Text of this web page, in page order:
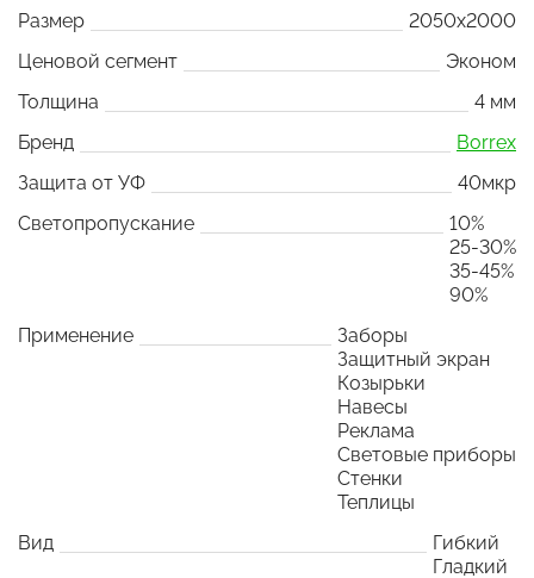
Размер
2050x2000
Ценовой сегмент
Эконом
Толщина
4 мм
Бренд
Borrex
Защита от УФ
40мкр
Светопропускание
10%
25-30%
35-45%
90%
Применение
Заборы
Защитный экран
Козырьки
Навесы
Реклама
Световые приборы
Стенки
Теплицы
Вид
Гибкий
Гладкий